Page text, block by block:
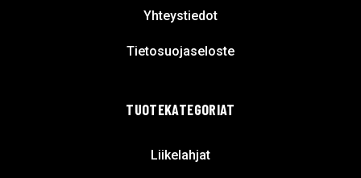
Yhteystiedot
Tietosuojaseloste
TUOTEKATEGORIAT
Liikelahjat